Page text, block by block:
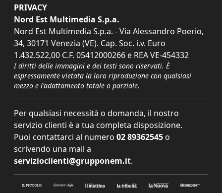
PRIVACY
Nord Est Multimedia S.p.a.
Nord Est Multimedia S.p.a. - Via Alessandro Poerio,
34, 30171 Venezia (VE). Cap. Soc. i.v. Euro
1.432.522,00 C.F. 05412000266 e REA VE-454332
I diritti delle immagini e dei testi sono riservati. È
espressamente vietata la loro riproduzione con qualsiasi
mezzo e l'adattamento totale o parziale.
Per qualsiasi necessità o domanda, il nostro
servizio clienti è a tua completa disposizione.
Puoi contattarci al numero 02 89362545 o
scrivendo una mail a
servizioclienti@grupponem.it.